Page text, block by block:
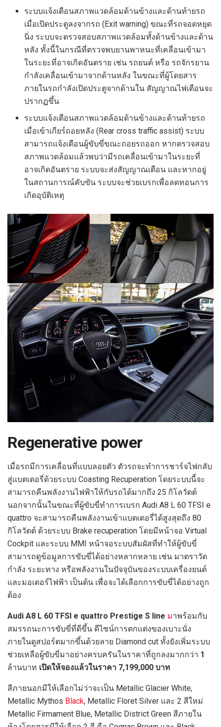
ระบบแจ้งเตือนสภาพแวดล้อมด้านข้างและด้านท้ายรถ
เมื่อเปิดประตูลงจากรถ (Exit warning) ขณะที่รถจอดหยุด
นิ่ง ระบบจะตรวจสอบสภาพแวดล้อมทั้งด้านข้างและด้าน
หลัง ทั้งนี้ในกรณีที่ตรวจพบยานพาหนะที่เคลื่อนเข้ามา
ในระยะที่อาจเกิดอันตราย เช่น รถยนต์ หรือ รถจักรยาน
กำลังเคลื่อนเข้ามาจากด้านหลัง ในขณะที่ผู้โดยสาร
ภายในรถกำลังเปิดประตูจากด้านใน สัญญาณไฟเตือนจะ
ปรากฏขึ้น
ระบบแจ้งเตือนสภาพแวดล้อมด้านข้างและด้านท้ายรถ
เมื่อเข้าเกียร์ถอยหลัง (Rear cross traffic assist) ระบบ
สามารถแจ้งเตือนผู้ขับขี่ขณะถอยรถออก หากตรวจสอบ
สภาพแวดล้อมแล้วพบว่ามีรถเคลื่อนเข้ามาในระยะที่
อาจเกิดอันตราย ระบบจะส่งสัญญาณเตือน และหากอยู่
ในสถานการณ์คับขัน ระบบจะช่วยเบรกเพื่อลดทอนการ
เกิดอุบัติเหตุ
Regenerative power
เมื่อรถมีการเคลื่อนที่แบบลอยตัว ตัวรถจะทำการชาร์จไฟกลับ
สู่แบตเตอรี่ด้วยระบบ Coasting Recuperation โดยระบบนี้จะ
สามารถคืนพลังงานไฟฟ้าให้กับรถได้มากถึง 25 กิโลวัตต์
นอกจากนั้นในขณะที่ผู้ขับขี่ทำการเบรก Audi A8 L 60 TFSI e
quattro จะสามารถคืนพลังงานเข้าแบตเตอรี่ได้สูงสุดถึง 80
กิโลวัตต์ ด้วยระบบ Brake recuperation โดยมีหน้าจอ Virtual
Cockpit และระบบ MMI หน้าจอระบบสัมผัสที่ทำให้ผู้ขับขี่
สามารถดูข้อมูลการขับขี่ได้อย่างหลากหลาย เช่น มาตราวัด
กำลัง ระยะทาง หรือพลังงานในปัจจุบันของระบบเครื่องยนต์
และมอเตอร์ไฟฟ้า เป็นต้น เพื่อจะได้เลือกการขับขี่ได้อย่างถูก
ต้อง
Audi A8 L 60 TFSI e quattro Prestige S line มาพร้อมกับ
สมรรถนะการขับขี่ที่ดีขึ้น ดีไซน์การตกแต่งของเบาะนั่ง
ภายในดูสปอร์ตมากขึ้นด้วยลาย Diamond cut ทั้งยังเพิ่มระบบ
ช่วยเหลือผู้ขับขี่มาอย่างครบครันในราคาที่ถูกลงมากกว่า 1
ล้านบาท เปิดให้จองแล้วในราคา 7,199,000 บาท
สีภายนอกมีให้เลือกไม่ว่าจะเป็น Metallic Glacier White,
Metallic Mythos Black, Metallic Floret Silver และ 2 สีใหม่
Metallic Firmament Blue, Metallic District Green สีภายใน